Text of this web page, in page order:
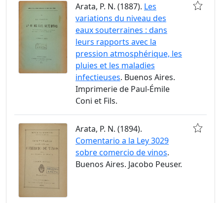
Arata, P. N. (1887). Les
variations du niveau des
eaux souterraines : dans
leurs rapports avec la
pression atmosphérique, les
pluies et les maladies
infectieuses. Buenos Aires.
Imprimerie de Paul-Émile
Coni et Fils.
Arata, P. N. (1894).
Comentario a la Ley 3029
sobre comercio de vinos.
Buenos Aires. Jacobo Peuser.